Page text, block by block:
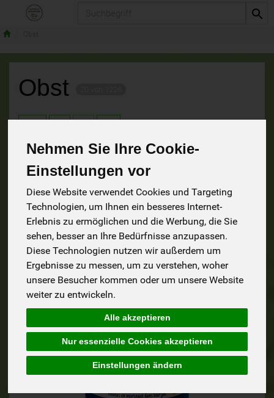
Nehmen Sie Ihre Cookie-
Einstellungen vor
Diese Website verwendet Cookies und Targeting
Technologien, um Ihnen ein besseres Internet-
Erlebnis zu ermöglichen und die Werbung, die Sie
sehen, besser an Ihre Bedürfnisse anzupassen.
Diese Technologien nutzen wir außerdem um
Ergebnisse zu messen, um zu verstehen, woher
unsere Besucher kommen oder um unsere Website
weiter zu entwickeln.
Alle akzeptieren
Nur essenzielle Cookies akzeptieren
Einstellungen ändern
Obst